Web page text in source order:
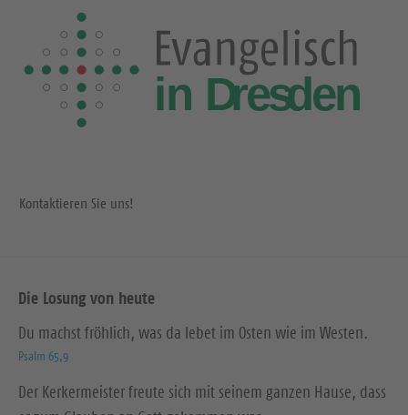
Kontaktieren Sie uns!
Die Losung von heute
Du machst fröhlich, was da lebet im Osten wie im Westen.
Psalm 65,9
Der Kerkermeister freute sich mit seinem ganzen Hause, dass